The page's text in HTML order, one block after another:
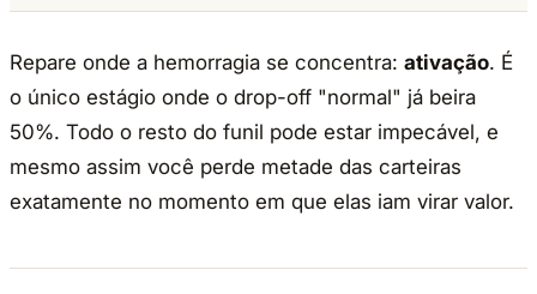
Repare onde a hemorragia se concentra: ativação. É
o único estágio onde o drop-off "normal" já beira
50%. Todo o resto do funil pode estar impecável, e
mesmo assim você perde metade das carteiras
exatamente no momento em que elas iam virar valor.